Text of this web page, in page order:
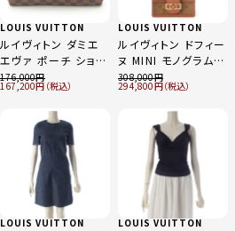
LOUIS VUITTON
ルイヴィトン ダミエ
エヴァ ポーチ ショル
ダーバッグ N55213
ブラウン
176,000
167,200
LOUIS VUITTON
ルイヴィトン ドフィー
ヌ MINI モノグラムリ
バース 新型 ２WAY
ショルダー クラッチ
ウン系
308,000
294,800
LOUIS VUITTON LOUIS VUITTON